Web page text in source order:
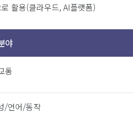
활용(클라우드, AI플랫폼)
야
통
/언어/동작
인증명